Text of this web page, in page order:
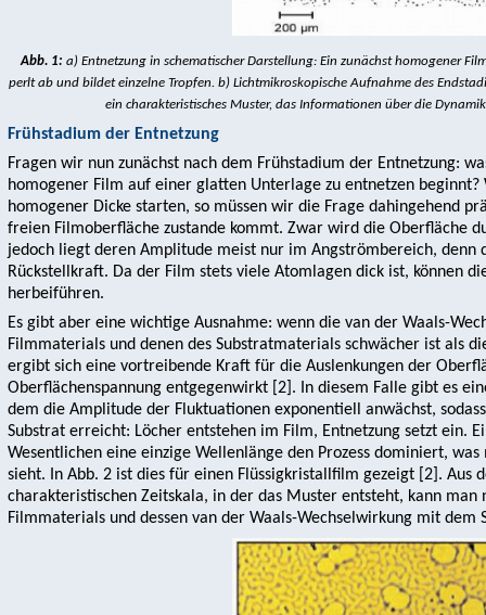
Abb. 1: a) Entnetzung in schematischer Darstellung: Ein zunächst homogener
perlt ab und bildet einzelne Tropfen. b) Lichtmikroskopische Aufnahme des
ein charakteristisches Muster, das Informationen über die
Frühstadium der Entnetzung
Fragen wir nun zunächst nach dem Frühstadium der Entnetzung:
homogener Film auf einer glatten Unterlage zu entnetzen
homogener Dicke starten, so müssen wir die Frage dahingehend
freien Filmoberfläche zustande kommt. Zwar wird die Oberfläche
jedoch liegt deren Amplitude meist nur im Angströmbereich, denn
Rückstellkraft. Da der Film stets viele Atomlagen dick ist, können
herbeiführen.
Es gibt aber eine wichtige Ausnahme: wenn die van der Waals-
Filmmaterials und denen des Substratmaterials schwächer ist als
ergibt sich eine vortreibende Kraft für die Auslenkungen der
Oberflächenspannung entgegenwirkt [2]. In diesem Falle gibt es
dem die Amplitude der Fluktuationen exponentiell anwächst,
Substrat erreicht: Löcher entstehen im Film, Entnetzung setzt ein.
Wesentlichen eine einzige Wellenlänge den Prozess dominiert,
sieht. In Abb. 2 ist dies für einen Flüssigkristallfilm gezeigt [2]. Aus
charakteristischen Zeitskala, in der das Muster entsteht, kann man
Filmmaterials und dessen van der Waals-Wechselwirkung mit dem